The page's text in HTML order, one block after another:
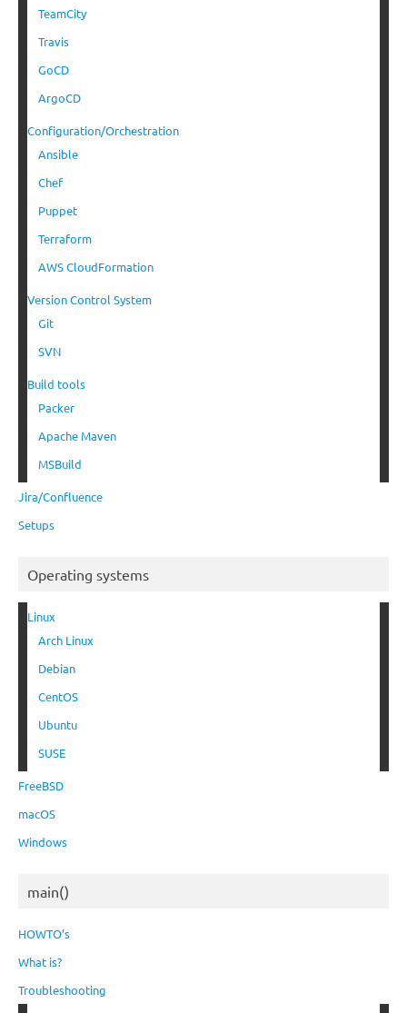
TeamCity
Travis
GoCD
ArgoCD
Configuration/Orchestration
Ansible
Chef
Puppet
Terraform
AWS CloudFormation
Version Control System
Git
SVN
Build tools
Packer
Apache Maven
MSBuild
Jira/Confluence
Setups
Operating systems
Linux
Arch Linux
Debian
CentOS
Ubuntu
SUSE
FreeBSD
macOS
Windows
main()
HOWTO’s
What is?
Troubleshooting